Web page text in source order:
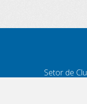
Setor de